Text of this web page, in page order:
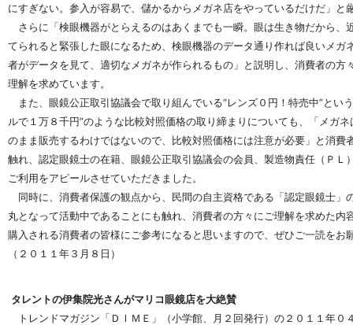
にすぎない。参入が容易で、儲かるからメガネ店をやっているだけだ」と
さらに「検眼機器がとらえるのはあくまでも一瞬。眼は生き物だから、
てられると緊張した眼になるため、検眼機器のデータ通り作れば良いメガ
者がデータを見て、適切なメガネが作られるもの」と説明し、消費者の方
理解を求めています。
また、眼鏡公正取引協議会で取り組んでいる“レンズ０円！特売中”とい
ルで１万８千円”のような比較対照価格の取り締まりについても、「メガ
のまま販売するわけではないので、比較対照価格には注意が必要」と消費
触れ、認定眼鏡士の在籍、眼鏡公正取引協議会の会員、製造物責任（ＰＬ
ご利用をアピールさせていただきました。
同時に、消費者保護の観点から、民間の自主資格である「認定眼鏡士」
丸となって活動中であることにも触れ、消費者の方々にご理解を求めた内
購入される消費者の皆様にご参考になると思いますので、ぜひご一読をお
（２０１１年３月８日）
タレントの伊集院光さんがマリコ眼鏡店を大絶賛
トレンドマガジン「ＤＩＭＥ」（小学館、月２回発行）の２０１１年０